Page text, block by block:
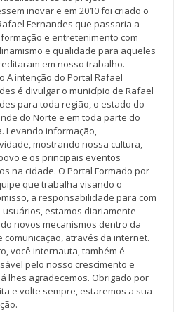
inovar e em 2010 foi criado o
Fernandes que passaria a
e entretenimento com
e qualidade para aqueles
em nosso trabalho.
A intenção do Portal Rafael
é divulgar o município de Rafael
para toda região, o estado do
do Norte e em toda parte do
Levando informação,
mostrando nossa cultura,
e os principais eventos
na cidade. O Portal Formado por
que trabalha visando o
a responsabilidade para com
usuários, estamos diariamente
novos mecanismos dentro da
comunicação, através da internet.
você internauta, também é
pelo nosso crescimento e
lhes agradecemos. Obrigado por
e volte sempre, estaremos a sua